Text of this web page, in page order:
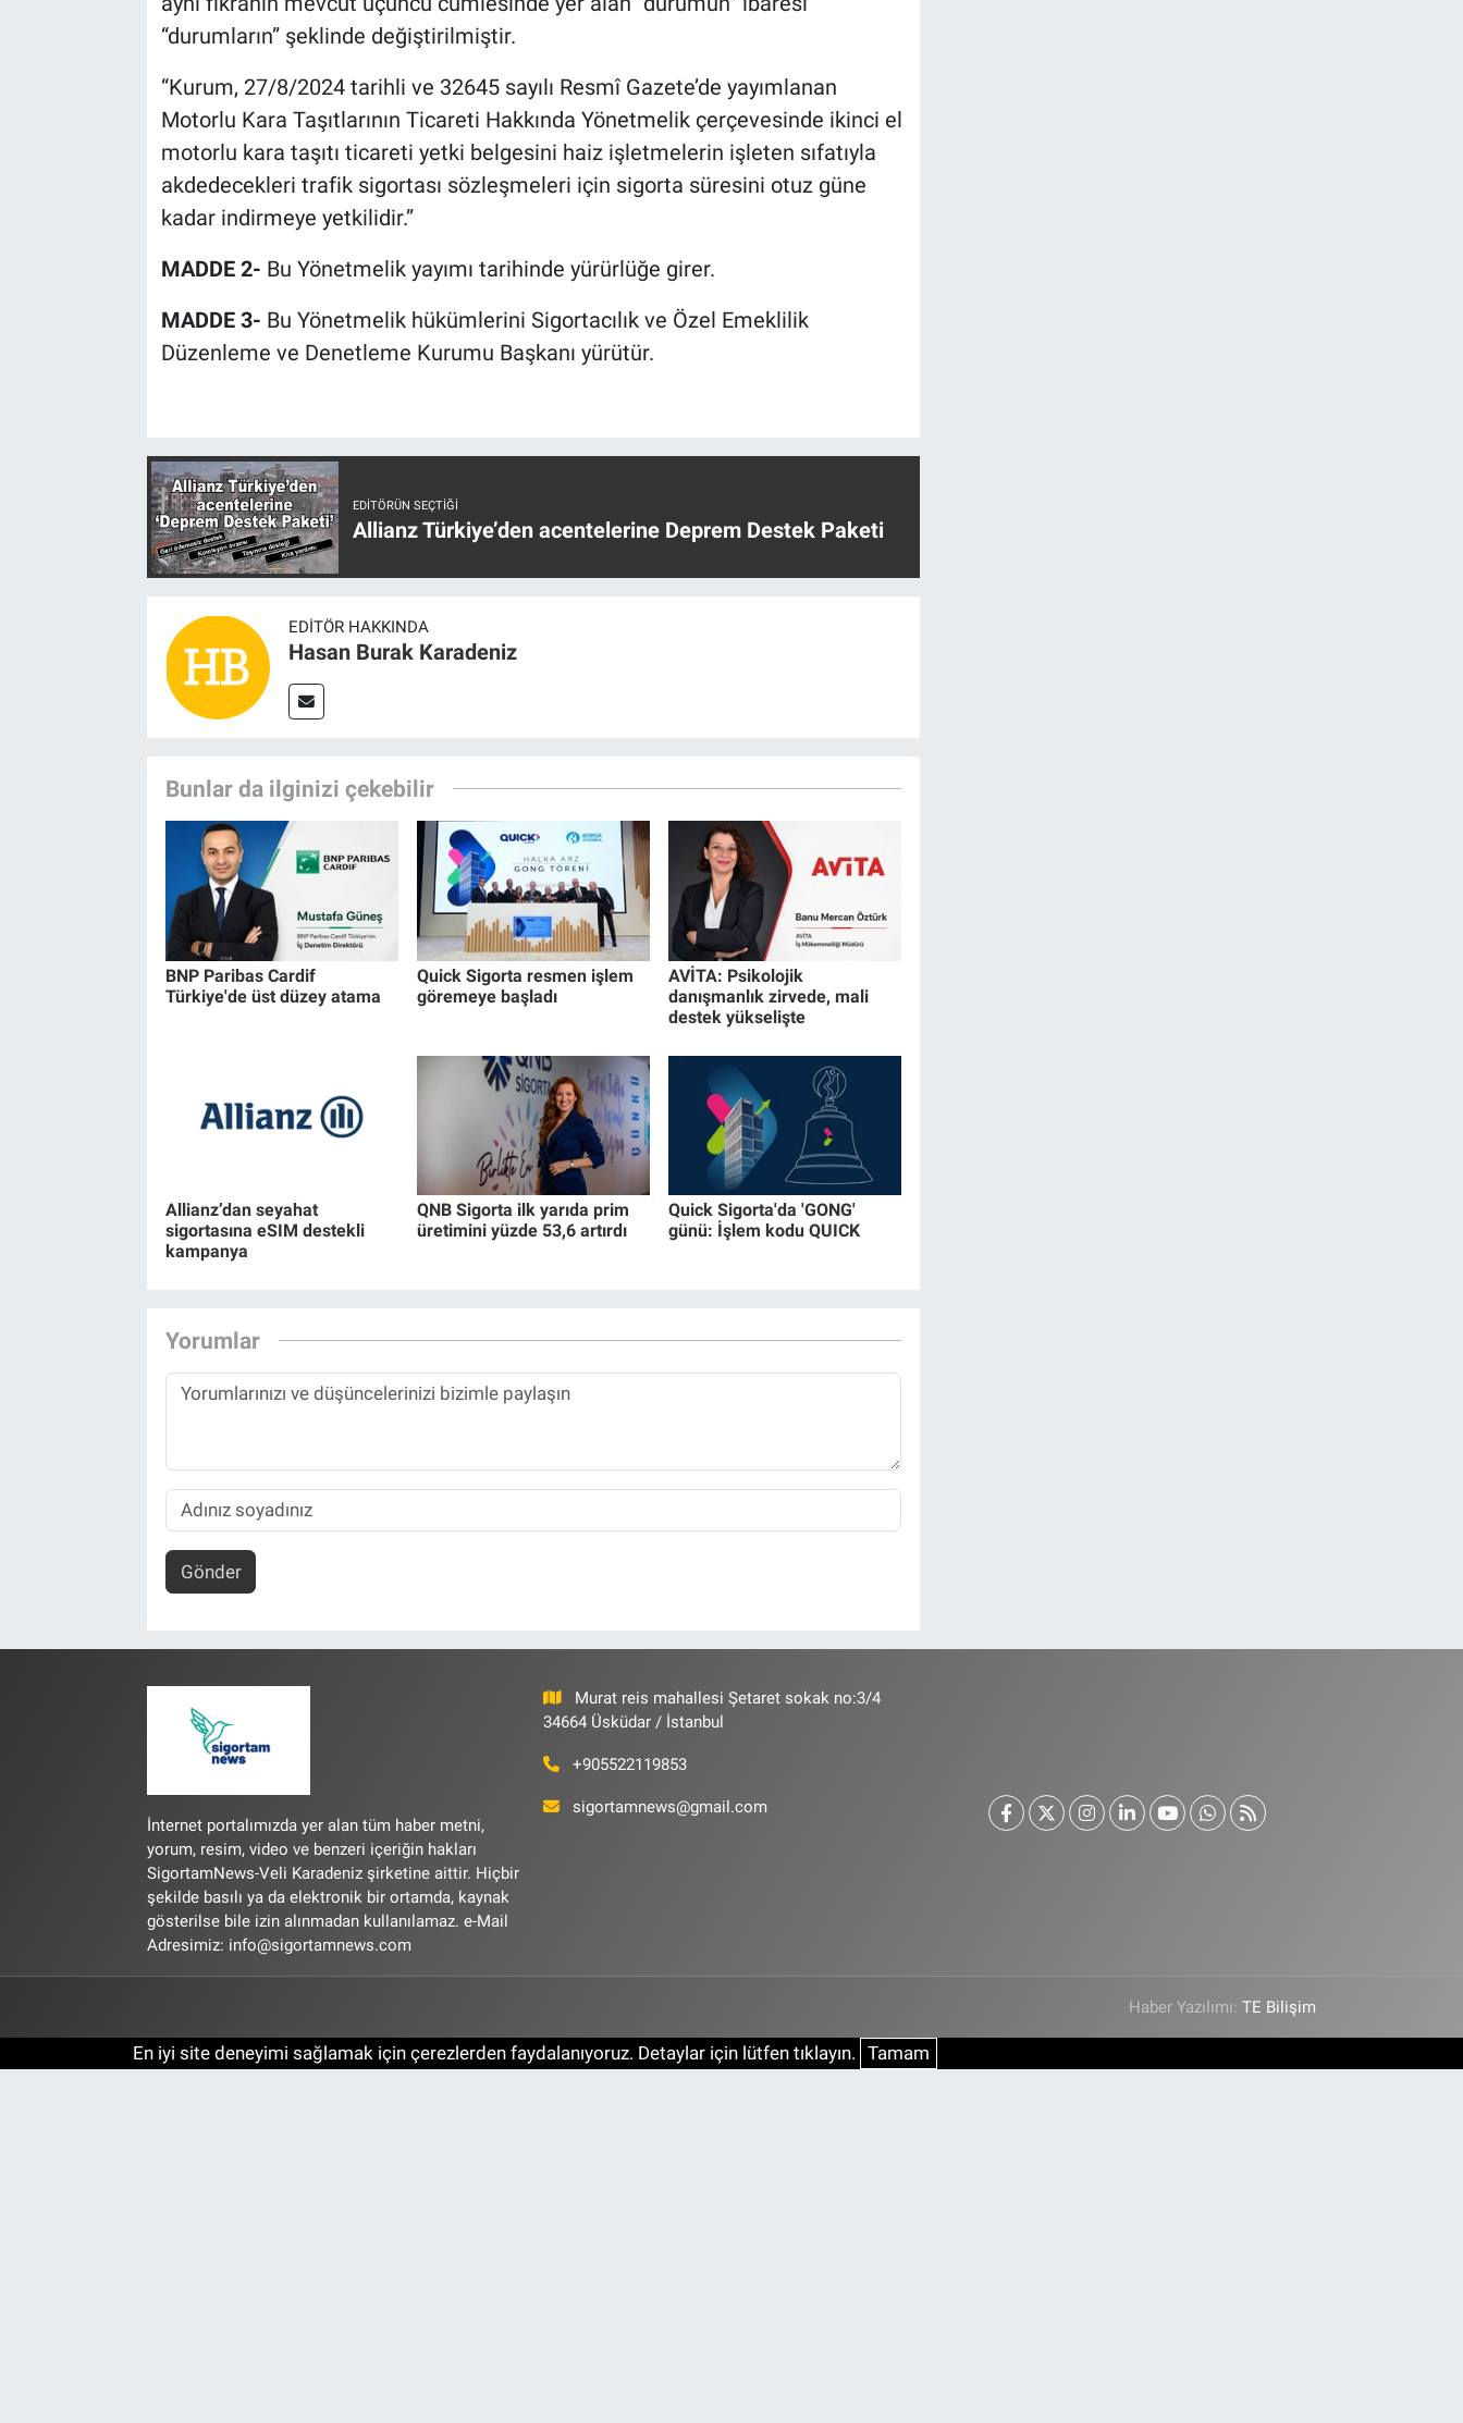
“durumların” şeklinde değiştirilmiştir.
“Kurum, 27/8/2024 tarihli ve 32645 sayılı Resmî Gazete’de yayımlanan
Motorlu Kara Taşıtlarının Ticareti Hakkında Yönetmelik çerçevesinde ikinci el
motorlu kara taşıtı ticareti yetki belgesini haiz işletmelerin işleten sıfatıyla
akdedecekleri trafik sigortası sözleşmeleri için sigorta süresini otuz güne
kadar indirmeye yetkilidir.”
MADDE 2- Bu Yönetmelik yayımı tarihinde yürürlüğe girer.
MADDE 3- Bu Yönetmelik hükümlerini Sigortacılık ve Özel Emeklilik
Düzenleme ve Denetleme Kurumu Başkanı yürütür.
EDITÖRÜN SEÇTIĞI
Allianz Türkiye’den acentelerine Deprem Destek Paketi
EDITÖR HAKKINDA
Hasan Burak Karadeniz
Bunlar da ilginizi çekebilir
BNP Paribas Cardif
Türkiye'de üst düzey atama
Quick Sigorta resmen işlem
göremeye başladı
AVİTA: Psikolojik
danışmanlık zirvede, mali
destek yükselişte
Allianz’dan seyahat
sigortasına eSIM destekli
kampanya
QNB Sigorta ilk yarıda prim
üretimini yüzde 53,6 artırdı
Quick Sigorta'da 'GONG'
günü: İşlem kodu QUICK
Yorumlar
Gönder
İnternet portalımızda yer alan tüm haber metni,
yorum, resim, video ve benzeri içeriğin hakları
SigortamNews-Veli Karadeniz şirketine aittir. Hiçbir
şekilde basılı ya da elektronik bir ortamda, kaynak
gösterilse bile izin alınmadan kullanılamaz. e-Mail
Adresimiz: info@sigortamnews.com
Murat reis mahallesi Şetaret sokak no:3/4
34664 Üsküdar / İstanbul
+905522119853
sigortamnews@gmail.com
Haber Yazılımı:TE Bilişim
En iyi site deneyimi sağlamak için çerezlerden faydalanıyoruz. Detaylar için lütfen tıklayın. Tamam